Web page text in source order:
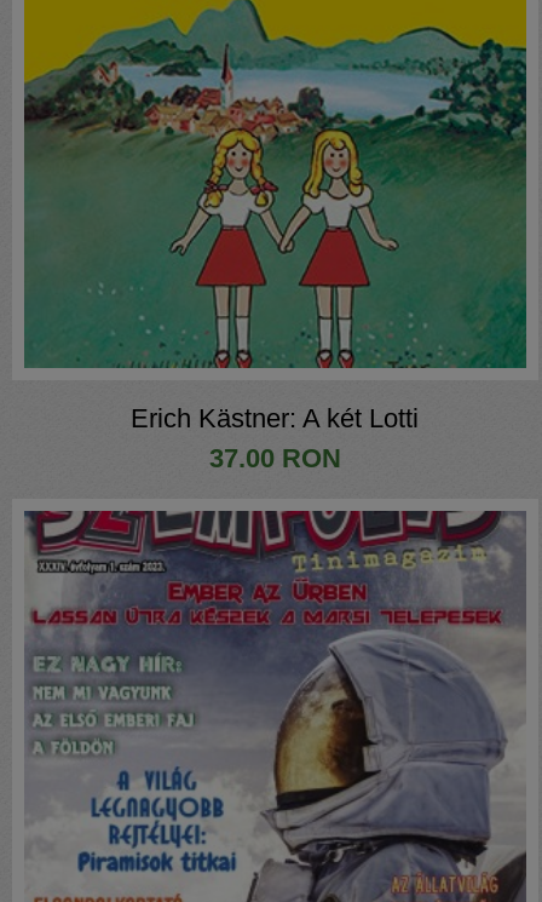
Erich Kästner: A két Lotti
37.00 RON